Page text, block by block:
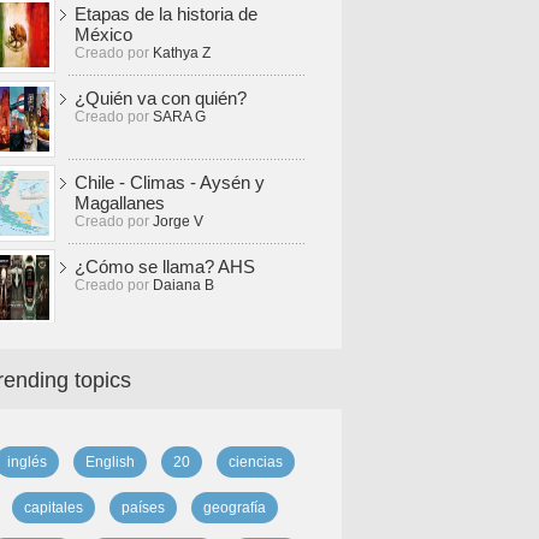
Etapas de la historia de
México
Creado por Kathya Z
¿Quién va con quién?
Creado por SARA G
Chile - Climas - Aysén y
Magallanes
Creado por Jorge V
¿Cómo se llama? AHS
Creado por Daiana B
topics
inglés English 20 ciencias
capitales países geografía